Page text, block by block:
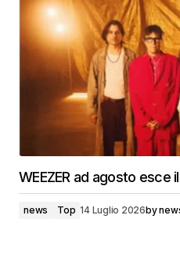
WEEZER ad agosto esce
news Top 14 Luglio 2026by